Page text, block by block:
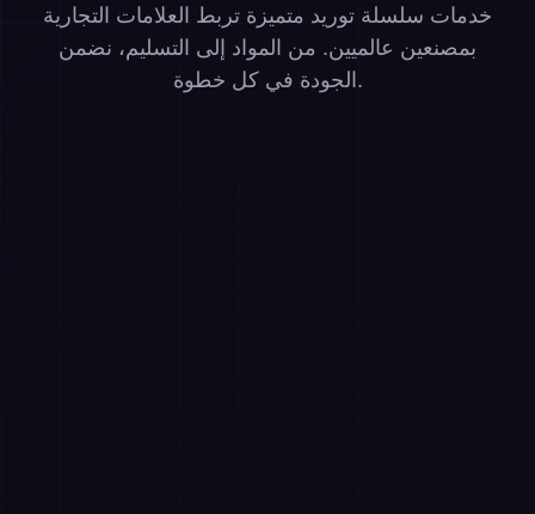
خدمات سلسلة توريد متميزة تربط العلامات التجارية
بمصنعين عالميين. من المواد إلى التسليم، نضمن
الجودة في كل خطوة.